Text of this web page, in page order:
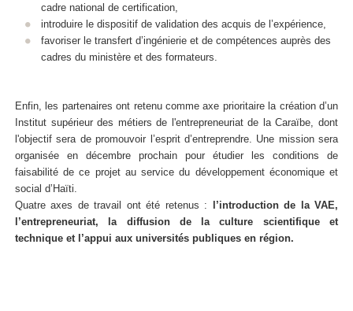
cadre national de certification,
introduire le dispositif de validation des acquis de l’expérience,
favoriser le transfert d’ingénierie et de compétences auprès des
cadres du ministère et des formateurs.
Enfin, les partenaires ont retenu comme axe prioritaire la création d’un
Institut supérieur des métiers de l'entrepreneuriat de la Caraïbe, dont
l'objectif sera de promouvoir l’esprit d’entreprendre. Une mission sera
organisée en décembre prochain pour étudier les conditions de
faisabilité de ce projet au service du développement économique et
social d’Haïti.
Quatre axes de travail ont été retenus : l’introduction de la VAE,
l’entrepreneuriat, la diffusion de la culture scientifique et
technique et l’appui aux universités publiques en région.